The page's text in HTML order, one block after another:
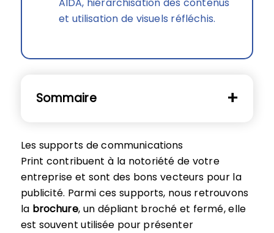
AIDA, hiérarchisation des contenus
et utilisation de visuels réfléchis.
Sommaire
Les supports de communications
Print contribuent à la notoriété de votre
entreprise et sont des bons vecteurs pour la
publicité. Parmi ces supports, nous retrouvons
la brochure, un dépliant broché et fermé, elle
est souvent utilisée pour présenter